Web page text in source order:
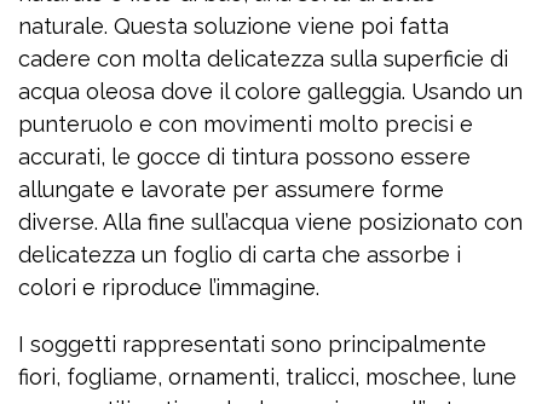
naturale. Questa soluzione viene poi fatta
cadere con molta delicatezza sulla superficie di
acqua oleosa dove il colore galleggia. Usando un
punteruolo e con movimenti molto precisi e
accurati, le gocce di tintura possono essere
allungate e lavorate per assumere forme
diverse. Alla fine sull’acqua viene posizionato con
delicatezza un foglio di carta che assorbe i
colori e riproduce l’immagine.
I soggetti rappresentati sono principalmente
fiori, fogliame, ornamenti, tralicci, moschee, lune